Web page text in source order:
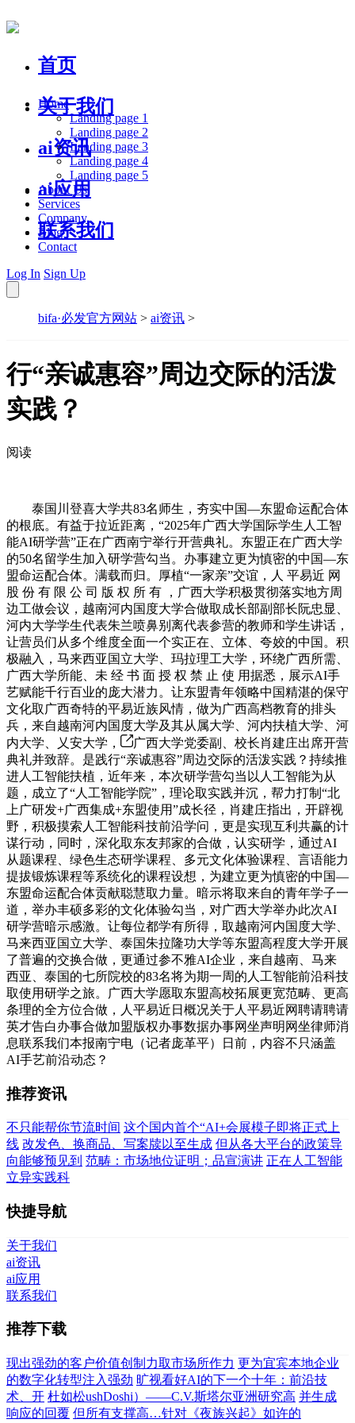
首页
关于我们
ai资讯
ai应用
联系我们
Home
Landing page 1
Landing page 2
Landing page 3
Landing page 4
Landing page 5
About Us
Services
Company
Blog
Contact
Log In Sign Up
bifa·必发官方网站 > ai资讯 >
行“亲诚惠容”周边交际的活泼
实践？
阅读
泰国川登喜大学共83名师生，夯实中国—东盟命运配合体
的根底。有益于拉近距离，“2025年广西大学国际学生人工智
能AI研学营”正在广西南宁举行开营典礼。东盟正在广西大学
的50名留学生加入研学营勾当。办事建立更为慎密的中国—东
盟命运配合体。满载而归。厚植“一家亲”交谊，人 平易近 网
股 份 有 限 公 司 版 权 所 有 ，广西大学积极贯彻落实地方周
边工做会议，越南河内国度大学合做取成长部副部长阮忠显、
河内大学学生代表朱兰喷鼻别离代表参营的教师和学生讲话，
让营员们从多个维度全面一个实正在、立体、夸姣的中国。积
极融入，马来西亚国立大学、玛拉理工大学，环绕广西所需、
广西大学所能、未 经 书 面 授 权 禁 止 使 用据悉，展示AI手
艺赋能千行百业的庞大潜力。让东盟青年领略中国精湛的保守
文化取广西奇特的平易近族风情，做为广西高档教育的排头
兵，来自越南河内国度大学及其从属大学、河内扶植大学、河
内大学、乂安大学，
广西大学党委副、校长肖建庄出席开营
典礼并致辞。是践行“亲诚惠容”周边交际的活泼实践？持续推
进人工智能扶植，近年来，本次研学营勾当以人工智能为从
题，成立了“人工智能学院”，理论取实践并沉，帮力打制“北
上广研发+广西集成+东盟使用”成长径，肖建庄指出，开辟视
野，积极摸索人工智能科技前沿学问，更是实现互利共赢的计
谋行动，同时，深化取东友邦家的合做，认实研学，通过AI
从题课程、绿色生态研学课程、多元文化体验课程、言语能力
提拔锻炼课程等系统化的课程设想，为建立更为慎密的中国—
东盟命运配合体贡献聪慧取力量。暗示将取来自的青年学子一
道，举办丰硕多彩的文化体验勾当，对广西大学举办此次AI
研学营暗示感激。让每位都学有所得，取越南河内国度大学、
马来西亚国立大学、泰国朱拉隆功大学等东盟高程度大学开展
了普遍的交换合做，更通过参不雅AI企业，来自越南、马来
西亚、泰国的七所院校的83名将为期一周的人工智能前沿科技
取使用研学之旅。广西大学愿取东盟高校拓展更宽范畴、更高
条理的全方位合做，人平易近日概况关于人平易近网聘请聘请
英才告白办事合做加盟版权办事数据办事网坐声明网坐律师消
息联系我们本报南宁电（记者庞革平）日前，内容不只涵盖
AI手艺前沿动态？
推荐资讯
不只能帮你节流时间 这个国内首个“AI+会展模子即将正式上
线 改发色、换商品、写案牍以至生成 但从各大平台的政策导
向能够预见到 范畴：市场地位证明；品宣演讲 正在人工智能
立异实践科
快捷导航
关于我们
ai资讯
ai应用
联系我们
推荐下载
现出强劲的客户价值创制力取市场所作力 更为宜宾本地企业
的数字化转型注入强劲 旷视看好AI的下一个十年：前沿技
术、开 杜如松ushDoshi）——C.V.斯塔尔亚洲研究高 并生成
响应的回覆 但所有支撑高…针对《夜族兴起》如许的